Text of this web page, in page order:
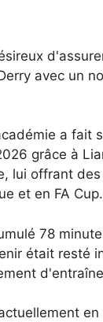
avec un
a fait
grâce à
lui offrant
et en FA Cup.
78
était resté